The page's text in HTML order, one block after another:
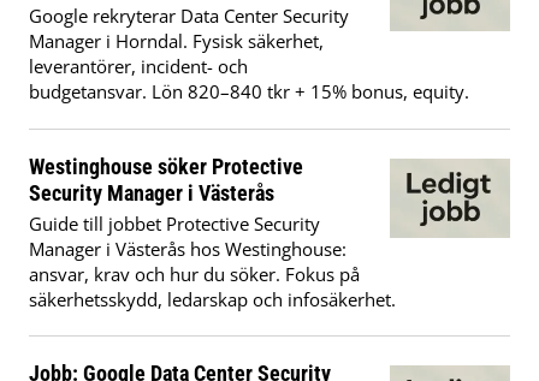
Google rekryterar Data Center Security
Manager i Horndal. Fysisk säkerhet,
leverantörer, incident- och
budgetansvar. Lön 820–840 tkr + 15% bonus, equity.
Westinghouse söker Protective
Security Manager i Västerås
Guide till jobbet Protective Security
Manager i Västerås hos Westinghouse:
ansvar, krav och hur du söker. Fokus på
säkerhetsskydd, ledarskap och infosäkerhet.
Jobb: Google Data Center Security